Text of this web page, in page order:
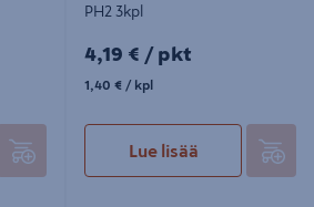
PH2 3kpl
4,19€/pkt
4,19 € / pkt
1,40€/kpl
1,40 € / kpl
Lue lisää